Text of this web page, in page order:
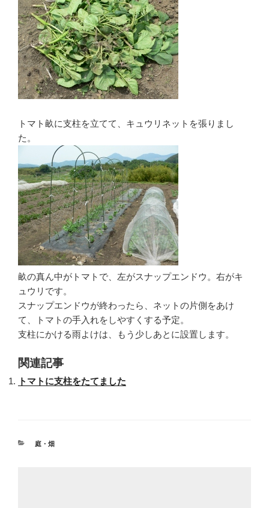
トマト畝に支柱を立てて、キュウリネットを張りまし
た。
畝の真ん中がトマトで、左がスナップエンドウ。右がキ
ュウリです。
スナップエンドウが終わったら、ネットの片側をあけ
て、トマトの手入れをしやすくする予定。
支柱にかける雨よけは、もう少しあとに設置します。
関連記事
トマトに支柱をたてました
カ
庭・畑